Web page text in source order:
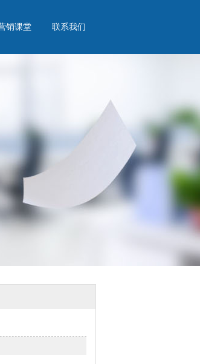
销课堂 联系我们